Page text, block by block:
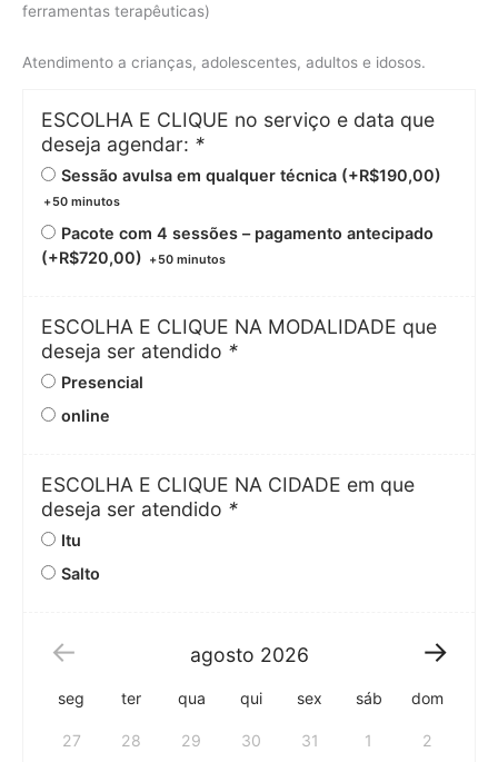
ferramentas terapêuticas)
Atendimento a crianças, adolescentes, adultos e idosos.
ESCOLHA E CLIQUE no serviço e data que
deseja agendar: *
Sessão avulsa em qualquer técnica (+R$190,00)
+50 minutos
Pacote com 4 sessões – pagamento antecipado
(+R$720,00) +50 minutos
ESCOLHA E CLIQUE NA MODALIDADE que
deseja ser atendido *
Presencial
online
ESCOLHA E CLIQUE NA CIDADE em que
deseja ser atendido *
Itu
Salto
agosto 2026
seg ter qua qui sex sáb dom
27 28 29 30 31 1 2